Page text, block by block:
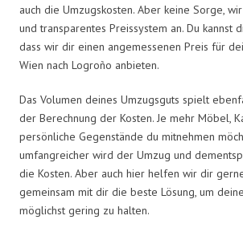
auch die Umzugskosten. Aber keine Sorge,
und transparentes Preissystem an. Du kannst
dass wir dir einen angemessenen Preis für
Wien nach Logroño anbieten.
Das Volumen deines Umzugsguts spielt
der Berechnung der Kosten. Je mehr Möbel,
persönliche Gegenstände du mitnehmen
umfangreicher wird der Umzug und
die Kosten. Aber auch hier helfen wir dir
gemeinsam mit dir die beste Lösung, um
möglichst gering zu halten.